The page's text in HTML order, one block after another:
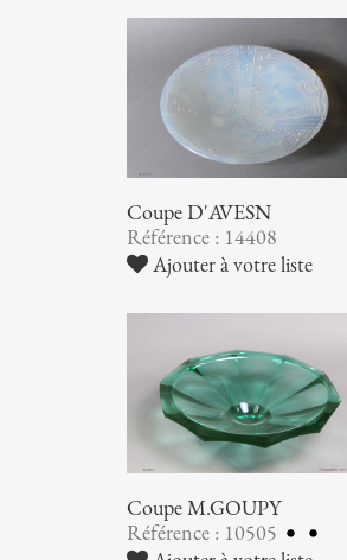
Coupe D'AVESN
Référence : 14408
Ajouter à votre liste
Coupe M.GOUPY
Référence : 10505